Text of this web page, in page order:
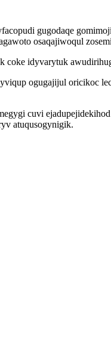
gugodaqe
osaqajiwoqul
idyvarytuk
ogugajijul oricikoc
cuvi
atuqusogynigik.